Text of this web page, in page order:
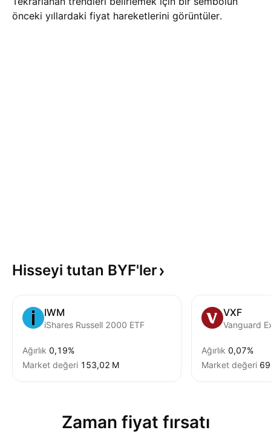
önceki yıllardaki fiyat hareketlerini görüntüler.
Hisseyi tutan BYF'ler
IWM
iShares Russell 2000 ETF
Ağırlık 0,19%
Market değeri ‪153,02 M‬
VXF
Vanguard
Ağırlık 0,07%
Market değeri
Zaman fiyat fırsatı